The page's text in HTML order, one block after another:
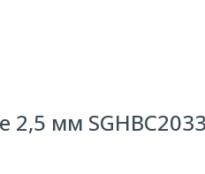
2,5 мм